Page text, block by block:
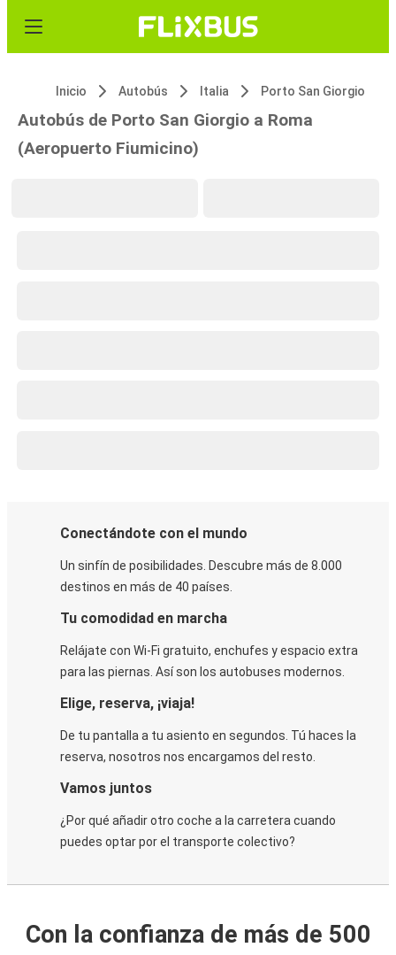
Inicio Autobús Italia Porto San Giorgio
Autobús de Porto San Giorgio a Roma
(Aeropuerto Fiumicino)
Conectándote con el mundo
Un sinfín de posibilidades. Descubre más de 8.000
destinos en más de 40 países.
Tu comodidad en marcha
Relájate con Wi-Fi gratuito, enchufes y espacio extra
para las piernas. Así son los autobuses modernos.
Elige, reserva, ¡viaja!
De tu pantalla a tu asiento en segundos. Tú haces la
reserva, nosotros nos encargamos del resto.
Vamos juntos
¿Por qué añadir otro coche a la carretera cuando
puedes optar por el transporte colectivo?
Con la confianza de más de 500